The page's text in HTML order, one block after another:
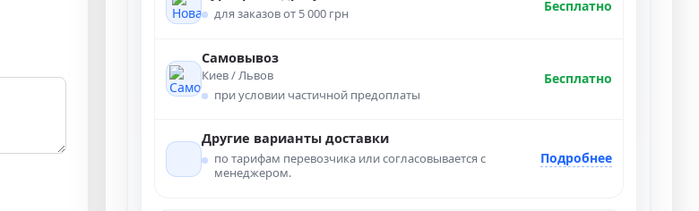
для заказов от 5 000 грн Бесплатно
Самовывоз
Киев / Львов
при условии частичной предоплаты
Бесплатно
Другие варианты доставки
по тарифам перевозчика или согласовывается с
менеджером.
Подробнее